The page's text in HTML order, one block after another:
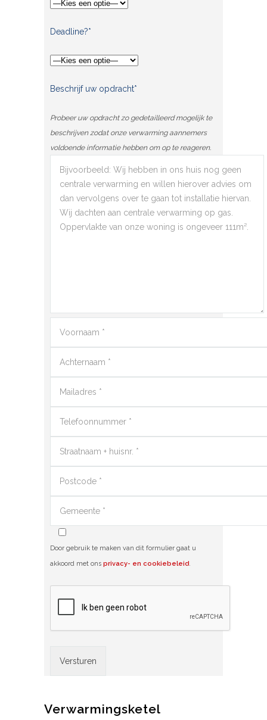
Deadline?*
Beschrijf uw opdracht*
Probeer uw opdracht zo gedetailleerd mogelijk te
beschrijven zodat onze verwarming aannemers
voldoende informatie hebben om op te reageren.
Door gebruik te maken van dit formulier gaat u
akkoord met ons privacy- en cookiebeleid.
Verwarmingsketel